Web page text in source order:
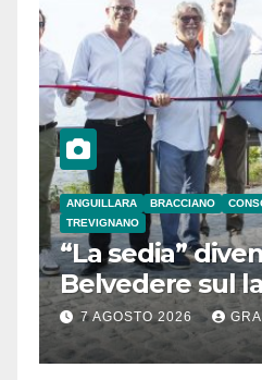
ANGUILLARA BRACCIANO
TREVIGNANO
“La sedia”
Belvedere sul
Bracciano: ieri
l’inaugurazione
7 AGOSTO 2026